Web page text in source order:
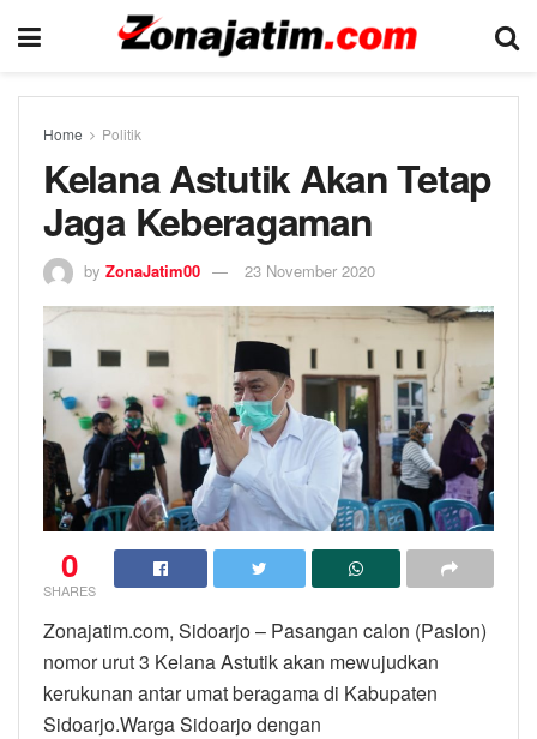
Home Politik
Kelana Astutik Akan Tetap
Jaga Keberagaman
by ZonaJatim00 23 November 2020
0
SHARES
Zonajatim.com, Sidoarjo – Pasangan calon (Paslon)
nomor urut 3 Kelana Astutik akan mewujudkan
kerukunan antar umat beragama di Kabupaten
Sidoarjo.Warga Sidoarjo dengan